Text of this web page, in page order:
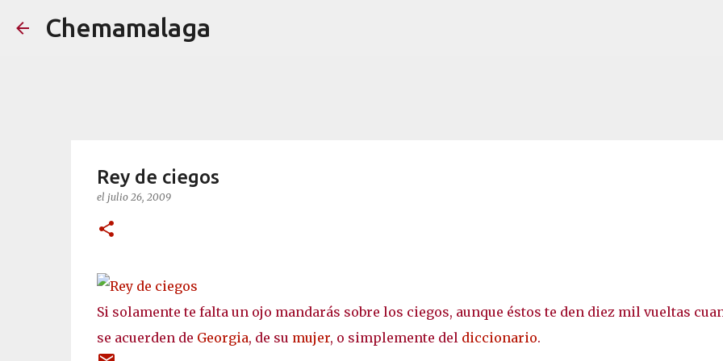
Chemamalaga
Rey de ciegos
el julio 26, 2009
Si solamente te falta un ojo mandarás sobre los ciegos, aunque éstos te den diez mil vueltas
se acuerden de Georgia, de su mujer, o simplemente del diccionario.